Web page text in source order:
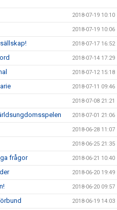
2018-07-19 10:10
2018-07-19 10:06
2018-07-17 16:52
2018-07-14 17:29
2018-07-12 15:18
2018-07-11 09:46
2018-07-08 21:21
2018-07-01 21:06
2018-06-28 11:07
2018-06-25 21:35
frågor 2018-06-21 10:40
2018-06-20 19:49
2018-06-20 09:57
2018-06-19 14:03